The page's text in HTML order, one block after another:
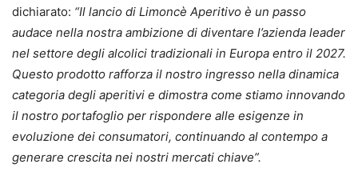
dichiarato: “Il lancio di Limoncè Aperitivo è un passo
audace nella nostra ambizione di diventare l’azienda leader
nel settore degli alcolici tradizionali in Europa entro il 2027.
Questo prodotto rafforza il nostro ingresso nella dinamica
categoria degli aperitivi e dimostra come stiamo innovando
il nostro portafoglio per rispondere alle esigenze in
evoluzione dei consumatori, continuando al contempo a
generare crescita nei nostri mercati chiave”.